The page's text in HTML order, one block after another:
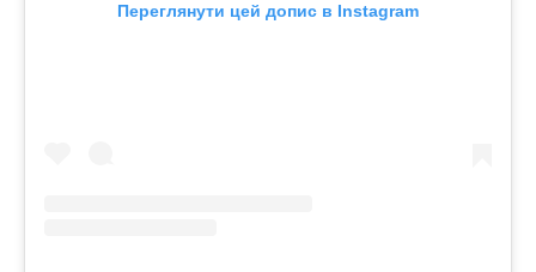
Переглянути цей допис в Instagram